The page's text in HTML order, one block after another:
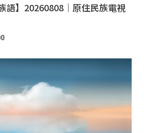
語】20260808｜原住民族電視